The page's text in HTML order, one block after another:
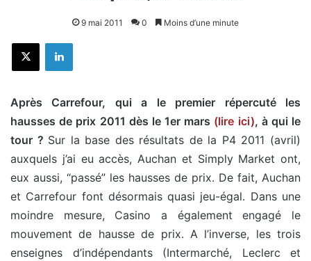
9 mai 2011 0 Moins d’une minute
X Linkedin
Après Carrefour, qui a le premier répercuté les
hausses de prix 2011 dès le 1er mars (lire ici), à qui le
tour ? Sur la base des résultats de la P4 2011 (avril)
auxquels j’ai eu accès, Auchan et Simply Market ont,
eux aussi, “passé” les hausses de prix. De fait, Auchan
et Carrefour font désormais quasi jeu-égal. Dans une
moindre mesure, Casino a également engagé le
mouvement de hausse de prix. A l’inverse, les trois
enseignes d’indépendants (Intermarché, Leclerc et